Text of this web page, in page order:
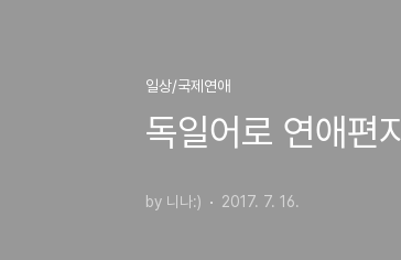
일상/국제연애
독일어로 연애편
by 니나:) 2017. 7. 16.